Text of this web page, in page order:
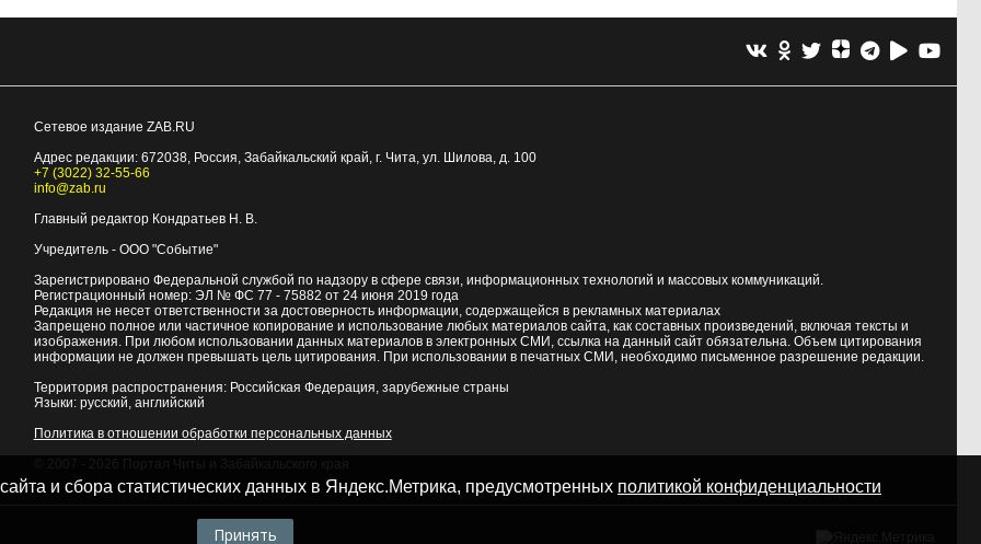
Сетевое издание ZAB.RU
Адрес редакции: 672038, Россия, Забайкальский край, г. Чита, ул. Шилова, д. 100
+7 (3022) 32-55-66
info@zab.ru
Главный редактор Кондратьев Н. В.
Учредитель - ООО "Событие"
Зарегистрировано Федеральной службой по надзору в сфере связи, информационных технологий и массовых коммуникаций.
Регистрационный номер: ЭЛ № ФС 77 - 75882 от 24 июня 2019 года
Редакция не несет ответственности за достоверность информации, содержащейся в рекламных материалах
Запрещено полное или частичное копирование и использование любых материалов сайта, как составных произведений, включая тексты и
изображения. При любом использовании данных материалов в электронных СМИ, ссылка на данный сайт обязательна. Объем цитирования
информации не должен превышать цель цитирования. При использовании в печатных СМИ, необходимо письменное разрешение редакции.
Территория распространения: Российская Федерация, зарубежные страны
Языки: русский, английский
Политика в отношении обработки персональных данных
и сбора статистических данных в Яндекс.Метрика, предусмотренных политикой конфиденциальности
Принять